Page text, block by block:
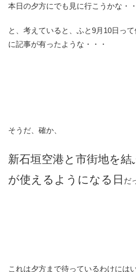
本日の夕方にでも見に行こうかな・
と、考えていると、ふと9月10日っ
に記事が有ったような・・・
そうだ、確か、
新石垣空港と市街地を結
が使えるようになる日 だ
これは夕方まで待っているわけには